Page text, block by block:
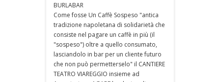
BURLABAR
Come fosse Un Caffè Sospeso "antica
tradizione napoletana di solidarietà che
consiste nel pagare un caffè in più (il
"sospeso") oltre a quello consumato,
lasciandolo in bar per un cliente futuro
che non può permetterselo" il CANTIERE
TEATRO VIAREGGIO insieme ad